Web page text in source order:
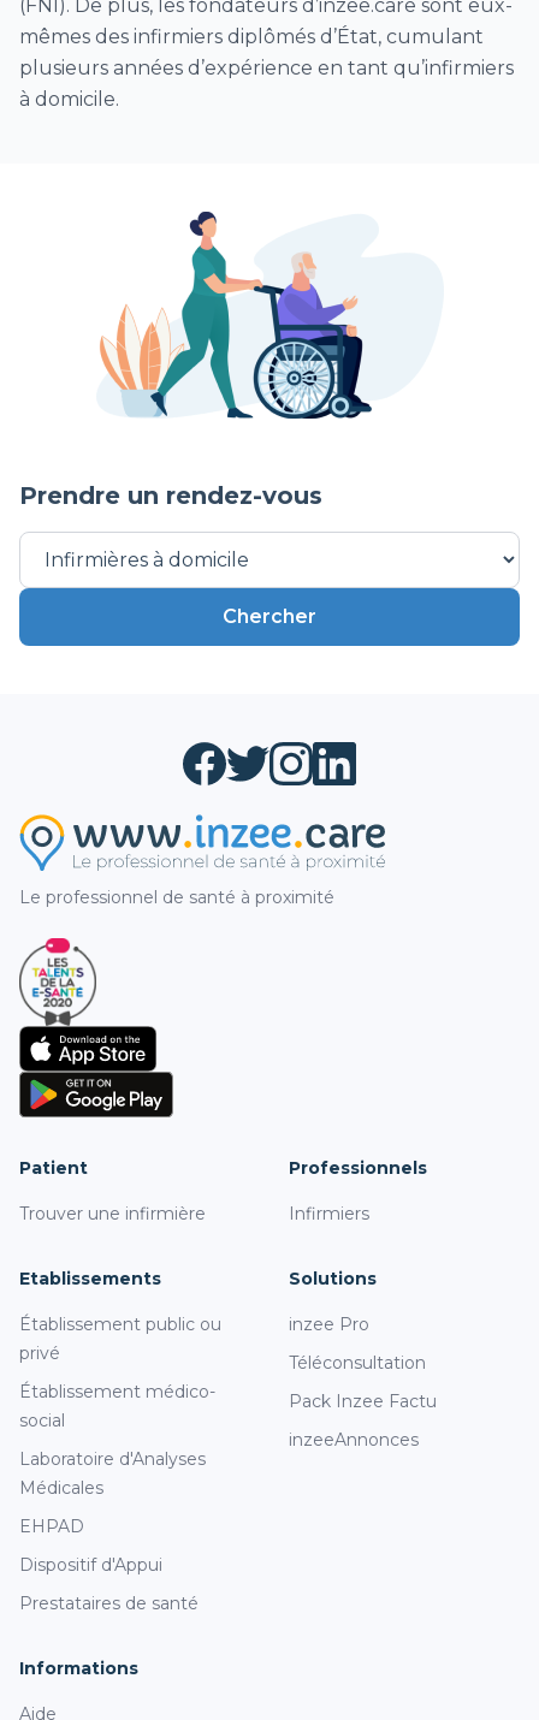
Journée de dépistage par test
nasopharyngés PCR ou test antigénique
Prélèvement sérologique Covid
Visite sanitaire infirmière Covid (VDSI)
Vaccination Covid (à domicile)
séances de surveillance clinique et
d’accompagnement postopératoire
Séance de surveillance et/ou retrait de
cathéter périnerveux pour une analgésie
postopératoire de drain
Parcours dénutrition Nutriker
Autre soins infirmiers
(FNI). De plus, les fondateurs d’inzee.care sont eux-
mêmes des infirmiers diplômés d’État, cumulant
plusieurs années d’expérience en tant qu’infirmiers
à domicile.
Prendre un rendez-vous
Chercher
Le professionnel de santé à proximité
Patient
Trouver une infirmière
Professionnels
Infirmiers
Etablissements
Établissement public ou
privé
Établissement médico-
social
Laboratoire d'Analyses
Médicales
EHPAD
Dispositif d'Appui
Prestataires de santé
Solutions
inzee Pro
Téléconsultation
Pack Inzee Factu
inzeeAnnonces
Informations
Aide